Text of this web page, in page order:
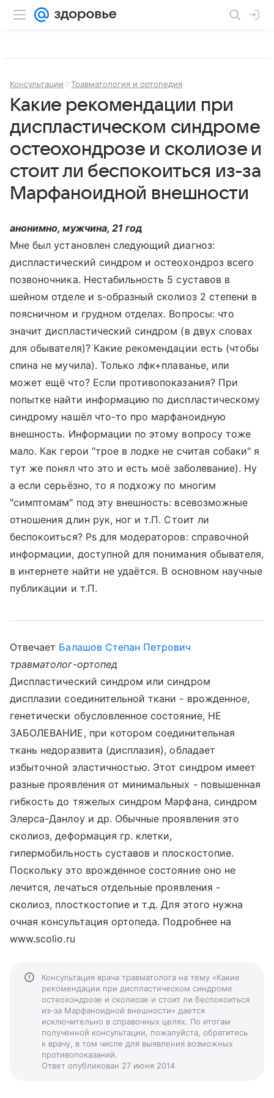
Консультации Травматология и ортопедия
Какие рекомендации при
диспластическом синдроме
остеохондрозе и сколиозе и
стоит ли беспокоиться из-за
Марфаноидной внешности
анонимно, мужчина, 21 год
Мне был установлен следующий диагноз:
диспластический синдром и остеохондроз всего
позвоночника. Нестабильность 5 суставов в
шейном отделе и s-образный сколиоз 2 степени в
поясничном и грудном отделах. Вопросы: что
значит диспластический синдром (в двух словах
для обывателя)? Какие рекомендации есть (чтобы
спина не мучила). Только лфк+плаванье, или
может ещё что? Если противопоказания? При
попытке найти информацию по диспластическому
синдрому нашёл что-то про марфаноидную
внешность. Информации по этому вопросу тоже
мало. Как герои "трое в лодке не считая собаки" я
тут же понял что это и есть моё заболевание). Ну
а если серьёзно, то я подхожу по многим
"симптомам" под эту внешность: всевозможные
отношения длин рук, ног и т.П. Стоит ли
беспокоиться? Ps для модераторов: справочной
информации, доступной для понимания обывателя,
в интернете найти не удаётся. В основном научные
публикации и т.П.
Отвечает Балашов Степан Петрович
травматолог-ортопед
Диспластический синдром или синдром
дисплазии соединительной ткани - врожденное,
генетически обусловленное состояние, НЕ
ЗАБОЛЕВАНИЕ, при котором соединительная
ткань недоразвита (дисплазия), обладает
избыточной эластичностью. Этот синдром имеет
разные проявления от минимальных - повышенная
гибкость до тяжелых синдром Марфана, синдром
Элерса-Данлоу и др. Обычные проявления это
сколиоз, деформация гр. клетки,
гипермобильность суставов и плоскостопие.
Поскольку это врожденное состояние оно не
лечится, лечаться отдельные проявления -
сколиоз, плосткостопие и т.д. Для этого нужна
очная консультация ортопеда. Подробнее на
www.scolio.ru
Консультация врача травматолога на тему «Какие
рекомендации при диспластическом синдроме
остеохондрозе и сколиозе и стоит ли беспокоиться
из-за Марфаноидной внешности» дается
исключительно в справочных целях. По итогам
полученной консультации, пожалуйста, обратитесь
к врачу, в том числе для выявления возможных
противопоказаний.
Ответ опубликован 27 июня 2014